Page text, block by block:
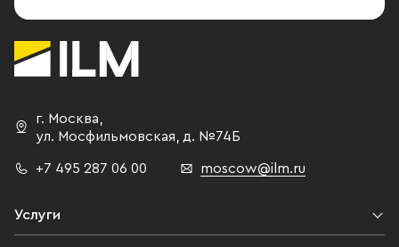
г. Москва,
ул. Мосфильмовская, д. №74Б
+7 495 287 06 00 moscow@ilm.ru
Услуги